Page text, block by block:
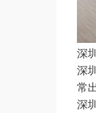
深
深
常
深